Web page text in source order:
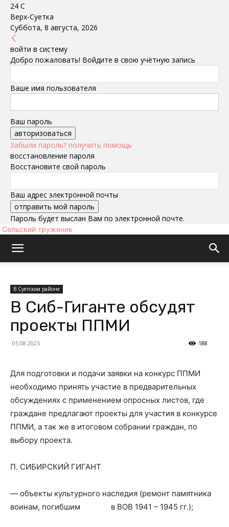
24 C
Верх-Суетка
Суббота, 8 августа, 2026
войти в систему
Добро пожаловать! Войдите в свою учётную запись
Ваше имя пользователя
Ваш пароль
Забыли пароль? получить помощь
восстановление пароля
Восстановите свой пароль
Ваш адрес электронной почты
Пароль будет выслан Вам по электронной почте.
Сельский труженик
В Суетском районе
В Сиб-Гиганте обсудят
проекты ППМИ
05.08.2025 188
Для подготовки и подачи заявки на конкурс ППМИ
необходимо принять участие в предварительных
обсуждениях с применением опросных листов, где
граждане предлагают проекты для участия в конкурсе
ППМИ, а так же в итоговом собрании граждан, по
выбору проекта.
П. СИБИРСКИЙ ГИГАНТ
— объекты культурного наследия (ремонт памятника
воинам, погибшим в ВОВ 1941 – 1945 гг.);